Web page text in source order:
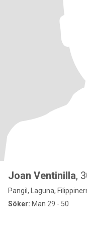
Joan Ventinilla,
Pangil, Laguna,
Söker: Man 29 - 50